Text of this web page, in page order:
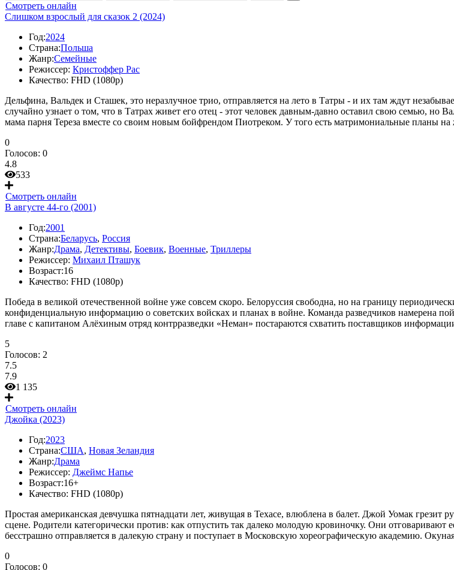
Смотреть онлайн
Слишком взрослый для сказок 2 (2024)
Год:2024
Страна:Польша
Жанр:Семейные
Режиссер: Кристоффер Рас
Качество: FHD (1080p)
Дельфина, Вальдек и Сташек, это неразлучное трио, отправляется на лето в Татры - и их там ждут
случайно узнает о том, что в Татрах живет его отец - этот человек давным-давно оставил свою семью, но
мама парня Тереза вместе со своим новым бойфрендом Пиотреком. У того есть матримониальные планы
0
Голосов: 0
4.8
533
Смотреть онлайн
В августе 44-го (2001)
Год:2001
Страна:Беларусь, Россия
Жанр:Драма, Детективы, Боевик, Военные, Триллеры
Режиссер: Михаил Пташук
Возраст:16
Качество: FHD (1080p)
Победа в великой отечественной войне уже совсем скоро. Белоруссия свободна, но на границу
конфиденциальную информацию о советских войсках и планах в войне. Команда разведчиков намерена
главе с капитаном Алёхиным отряд контрразведки «Неман» постараются схватить поставщиков
5
Голосов: 2
7.5
7.9
1 135
Смотреть онлайн
Джойка (2023)
Год:2023
Страна:США, Новая Зеландия
Жанр:Драма
Режиссер: Джеймс Напье
Возраст:16+
Качество: FHD (1080p)
Простая американская девчушка пятнадцати лет, живущая в Техасе, влюблена в балет. Джой Уомак грезит
сцене. Родители категорически против: как отпустить так далеко молодую кровиночку. Они
бесстрашно отправляется в далекую страну и поступает в Московскую хореографическую академию.
0
Голосов: 0